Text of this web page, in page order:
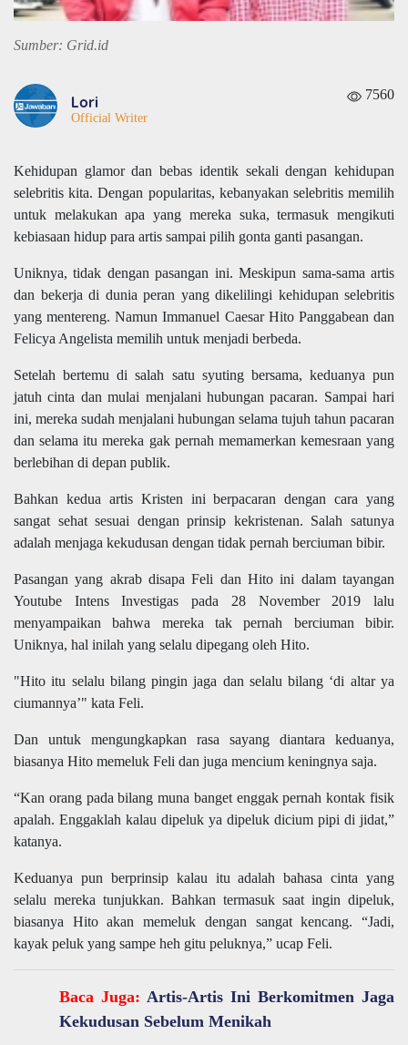
Sumber: Grid.id
Lori
Official Writer
7560
Kehidupan glamor dan bebas identik sekali dengan kehidupan
selebritis kita. Dengan popularitas, kebanyakan selebritis memilih
untuk melakukan apa yang mereka suka, termasuk mengikuti
kebiasaan hidup para artis sampai pilih gonta ganti pasangan.
Uniknya, tidak dengan pasangan ini. Meskipun sama-sama artis
dan bekerja di dunia peran yang dikelilingi kehidupan selebritis
yang mentereng. Namun Immanuel Caesar Hito Panggabean dan
Felicya Angelista memilih untuk menjadi berbeda.
Setelah bertemu di salah satu syuting bersama, keduanya pun
jatuh cinta dan mulai menjalani hubungan pacaran. Sampai hari
ini, mereka sudah menjalani hubungan selama tujuh tahun pacaran
dan selama itu mereka gak pernah memamerkan kemesraan yang
berlebihan di depan publik.
Bahkan kedua artis Kristen ini berpacaran dengan cara yang
sangat sehat sesuai dengan prinsip kekristenan. Salah satunya
adalah menjaga kekudusan dengan tidak pernah berciuman bibir.
Pasangan yang akrab disapa Feli dan Hito ini dalam tayangan
Youtube Intens Investigas pada 28 November 2019 lalu
menyampaikan bahwa mereka tak pernah berciuman bibir.
Uniknya, hal inilah yang selalu dipegang oleh Hito.
"Hito itu selalu bilang pingin jaga dan selalu bilang ‘di altar ya
ciumannya’" kata Feli.
Dan untuk mengungkapkan rasa sayang diantara keduanya,
biasanya Hito memeluk Feli dan juga mencium keningnya saja.
“Kan orang pada bilang muna banget enggak pernah kontak fisik
apalah. Enggaklah kalau dipeluk ya dipeluk dicium pipi di jidat,”
katanya.
Keduanya pun berprinsip kalau itu adalah bahasa cinta yang
selalu mereka tunjukkan. Bahkan termasuk saat ingin dipeluk,
biasanya Hito akan memeluk dengan sangat kencang. “Jadi,
kayak peluk yang sampe heh gitu peluknya,” ucap Feli.
Baca Juga: Artis-Artis Ini Berkomitmen Jaga
Kekudusan Sebelum Menikah